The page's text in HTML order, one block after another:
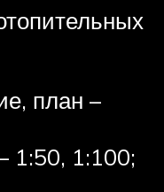
план –
1:50, 1:100;